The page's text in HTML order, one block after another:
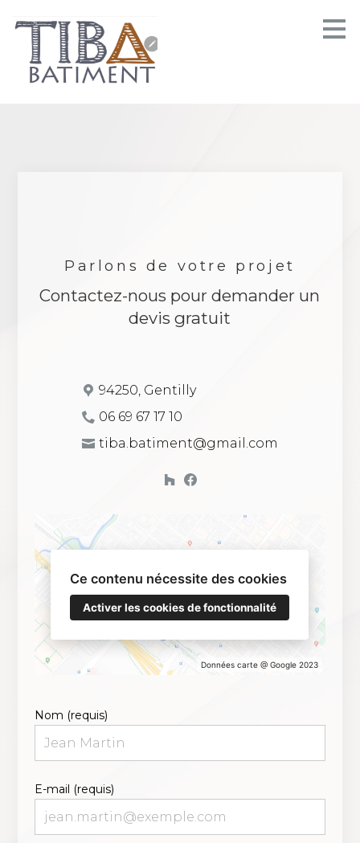
Passer
au
contenu
principal
Accueil
Qui sommes-nous ?
Réalisations
Services
Nous contacter
Parlons de votre projet
Contactez-nous pour demander un
devis gratuit
94250, Gentilly
06 69 67 17 10
tiba.batiment@gmail.com
Données carte @ Google 2023
Ce contenu nécessite des cookies
Activer les cookies de fonctionnalité
Nom (requis)
E-mail (requis)